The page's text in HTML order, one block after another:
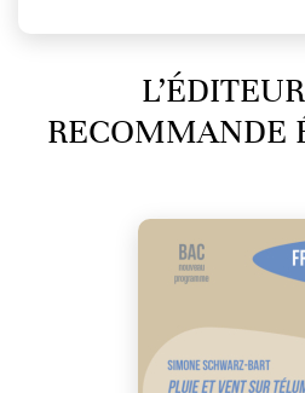
RECOMMANDE